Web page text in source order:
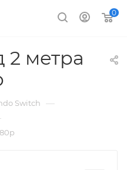
0
2 метра
Switch —